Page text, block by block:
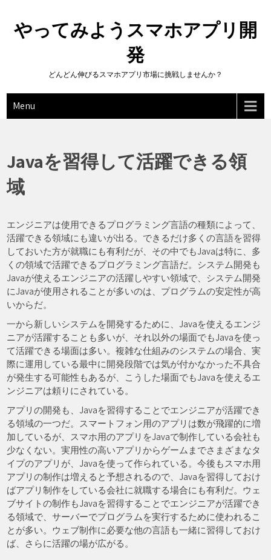
contentやってみようスマホアプリ開
発
どんどん伸びるスマホアプリ市場に挑戦しませんか？
Menu
Javaを習得して活躍できる領
域
エンジニアは使用できるプログラミング言語の種類によって、
活躍できる領域にも違いが出る。できるだけ多くの言語を習得
しておいた方が就職にも有利だが、その中でもJavaは特に、多
くの領域で活躍できるプログラミング言語だ。システム開発も
Javaが使えるエンジニアの活躍しやすい領域で、システム開発
にJavaが使用されることが多いのは、プログラムの安定性が高
いからだ。
一から新しいシステムを開発するために、Javaを使えるエンジ
ニアが活躍することも多いが、それ以外の場面でもJavaを使っ
て活躍できる場面は多い。複雑な仕組みのシステムの場合、実
際に運用している最中に開発段階では気が付かなかった不具合
が発生する可能性もあるが、こうした場面でもJavaを使えるエ
ンジニアは頼りにされている。
アプリの開発も、Javaを習得することでエンジニアが活躍でき
る領域の一つだ。スマートフォン用のアプリは数が飛躍的に増
加しているが、スマホ用のアプリをJavaで制作している会社も
少なくない。実用性の高いアプリからゲームまでさまざまなタ
イプのアプリが、Javaを使って作られている。今後もスマホ用
アプリの制作は増えると予想されるので、Javaを習得しておけ
ばアプリ制作をしている会社に就職する場合にも有利だ。ウェ
ブサイトの制作もJavaを習得することでエンジニアが活躍でき
る領域で、サーバーでプログラムを実行するために使われるこ
とが多い。ウェブ制作に必要な他の言語も一緒に習得しておけ
ば、さらに活躍の場が広がる。